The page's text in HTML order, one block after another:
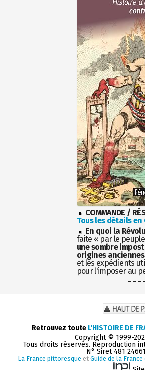
COMMANDE /
Tous les détails en
En quoi la
faite « par le
une sombre
origines
et les expédients
pour l'imposer au
- - -
Retrouvez toute L'HISTOIRE DE
Copyright © 1999-
Tous droits réservés. Reproduction
N° Siret 481
La France pittoresque et Guide de la